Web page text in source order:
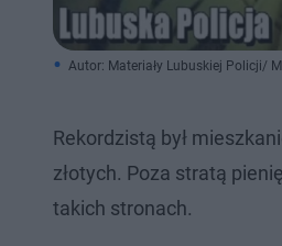
Autor: Materiały Lubuskiej Policji/
Rekordzistą był
złotych. Poza stratą
takich stronach.